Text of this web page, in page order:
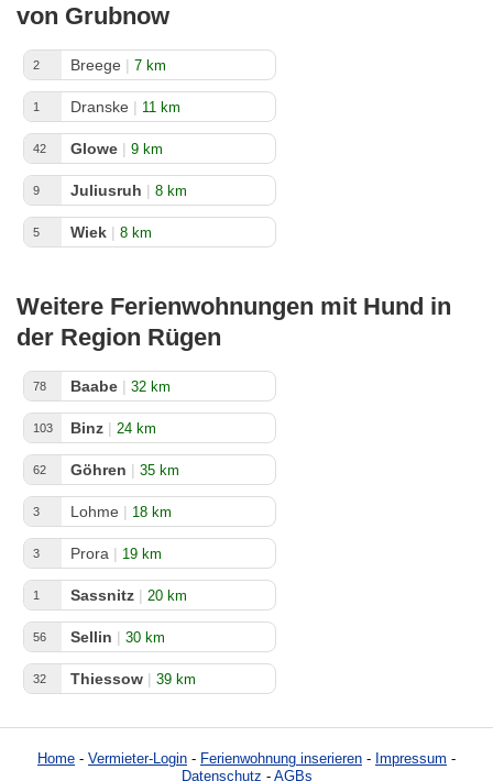
von Grubnow
2 Breege | 7 km
1 Dranske | 11 km
42 Glowe | 9 km
9 Juliusruh | 8 km
5 Wiek | 8 km
Weitere Ferienwohnungen mit Hund in
der Region Rügen
78 Baabe | 32 km
103 Binz | 24 km
62 Göhren | 35 km
3 Lohme | 18 km
3 Prora | 19 km
1 Sassnitz | 20 km
56 Sellin | 30 km
32 Thiessow | 39 km
Home - Vermieter-Login - Ferienwohnung inserieren - Impressum -
Datenschutz - AGBs